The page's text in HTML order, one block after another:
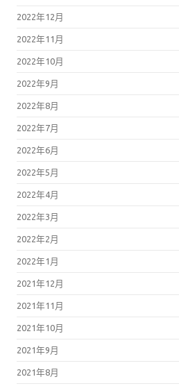
2022年12月
2022年11月
2022年10月
2022年9月
2022年8月
2022年7月
2022年6月
2022年5月
2022年4月
2022年3月
2022年2月
2022年1月
2021年12月
2021年11月
2021年10月
2021年9月
2021年8月